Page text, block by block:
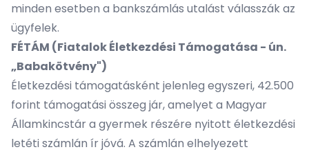
minden esetben a bankszámlás utalást válasszák az
ügyfelek.
FÉTÁM (Fiatalok Életkezdési Támogatása - ún.
„Babakötvény")
Életkezdési támogatásként jelenleg egyszeri, 42.500
forint támogatási összeg jár, amelyet a Magyar
Államkincstár a gyermek részére nyitott életkezdési
letéti számlán ír jóvá. A számlán elhelyezett